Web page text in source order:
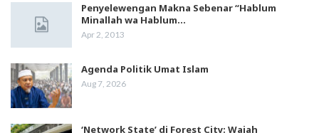
Penyelewengan Makna Sebenar “Hablum
Minallah wa Hablum…
Apr 2, 2013
Agenda Politik Umat Islam
Aug 7, 2026
‘Network State’ di Forest City: Wajah